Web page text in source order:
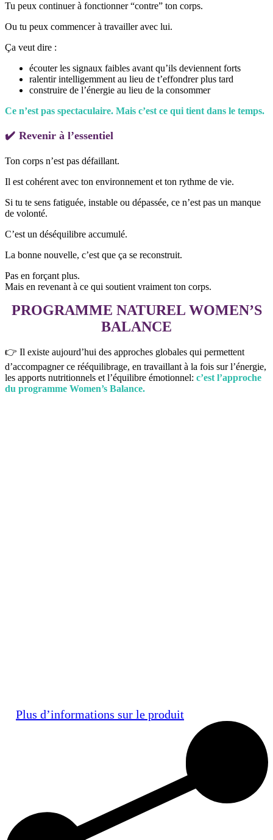
Tu peux continuer à fonctionner “contre” ton corps.
Ou tu peux commencer à travailler avec lui.
Ça veut dire :
écouter les signaux faibles avant qu’ils deviennent forts
ralentir intelligemment au lieu de t’effondrer plus tard
construire de l’énergie au lieu de la consommer
Ce n’est pas spectaculaire. Mais c’est ce qui tient dans le temps.
✔️ Revenir à l’essentiel
Ton corps n’est pas défaillant.
Il est cohérent avec ton environnement et ton rythme de vie.
Si tu te sens fatiguée, instable ou dépassée, ce n’est pas un manque
de volonté.
C’est un déséquilibre accumulé.
La bonne nouvelle, c’est que ça se reconstruit.
Pas en forçant plus.
Mais en revenant à ce qui soutient vraiment ton corps.
PROGRAMME NATUREL WOMEN’S
BALANCE
👉 Il existe aujourd’hui des approches globales qui permettent
d’accompagner ce rééquilibrage, en travaillant à la fois sur l’énergie,
les apports nutritionnels et l’équilibre émotionnel: c’est l’approche
du programme Women’s Balance.
Plus d’informations sur le produit